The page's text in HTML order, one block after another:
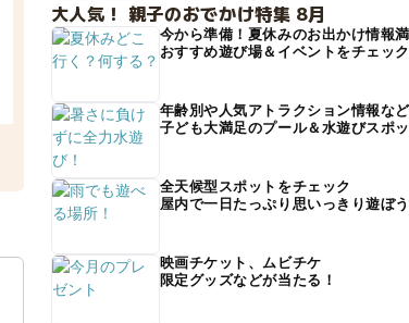
大人気！ 親子のおでかけ特集 8月
今から準備！夏休みのお出かけ情報
おすすめ遊び場＆イベントをチェック
年齢別や人気アトラクション情報など
子ども大満足のプール＆水遊びスポ
全天候型スポットをチェック
屋内で一日たっぷり思いっきり遊ぼ
映画チケット、ムビチケ
限定グッズなどが当たる！